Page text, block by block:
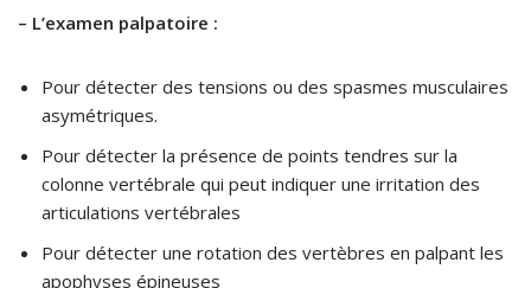
– L’examen palpatoire :
Pour détecter des tensions ou des spasmes musculaires
asymétriques.
Pour détecter la présence de points tendres sur la
colonne vertébrale qui peut indiquer une irritation des
articulations vertébrales
Pour détecter une rotation des vertèbres en palpant les
apophyses épineuses